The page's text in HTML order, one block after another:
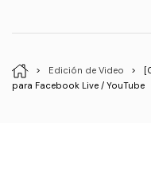
> Edición de Video >
para Facebook Live / YouTube